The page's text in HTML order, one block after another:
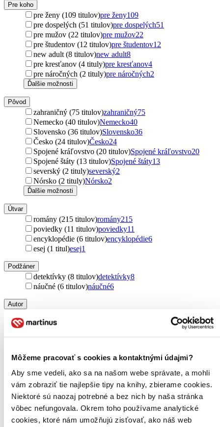
Môžeme pracovať s cookies a kontaktnými údajmi?
Aby sme vedeli, ako sa na našom webe správate, a mohli
vám zobraziť tie najlepšie tipy na knihy, zbierame cookies.
Niektoré sú naozaj potrebné a bez nich by naša stránka
vôbec nefungovala. Okrem toho používame analytické
cookies, ktoré nám umožňujú zisťovať, ako náš web
Pre koho
pre ženy (109 titulov)pre ženy109
pre dospelých (51 titulov)pre dospelých51
pre mužov (22 titulov)pre mužov22
pre študentov (12 titulov)pre študentov12
new adult (8 titulov)new adult8
pre kresťanov (4 tituly)pre kresťanov4
pre náročných (2 tituly)pre náročných2
Ďalšie možnosti
Pôvod
zahraničný (75 titulov)zahraničný75
Nemecko (40 titulov)Nemecko40
Slovensko (36 titulov)Slovensko36
Česko (24 titulov)Česko24
Spojené kráľovstvo (20 titulov)Spojené kráľovstvo20
Spojené štáty (13 titulov)Spojené štáty13
severský (2 tituly)severský2
Nórsko (2 tituly)Nórsko2
Ďalšie možnosti
Útvar
romány (215 titulov)romány215
poviedky (11 titulov)poviedky11
encyklopédie (6 titulov)encyklopédie6
esej (1 titul)esej1
Podžáner
detektívky (8 titulov)detektívky8
náučné (6 titulov)náučné6
Autor
Remarque39
George Orwell (10 titulov)
George Orwell
10
Khaled Hosseini (9 titulov) Khaled Hosseini9
Dominik Dán (8 titulov)Dominik Dán8
Sofi Oksanen (8 titulov)Sofi Oksanen8
Mike Gayle (8 titulov)
Mike Gayle 8
Gemma Livierová (8 titulov)Gemma Livierová8
Rebecca Yarros (8 titulov)Rebecca Yarros 8
Marek Epstein (7 titulov)Marek Epstein7